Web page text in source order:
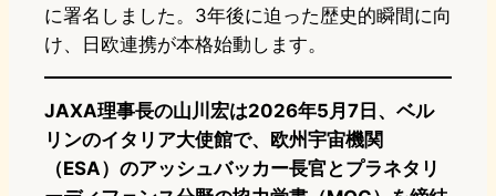
に署名しました。3年後に迫った歴史的瞬間に向
け、日欧連携が本格始動します。
JAXA理事長の山川宏は2026年5月7日、ベル
リンのイタリア大使館で、欧州宇宙機関
（ESA）のアッシュバッカー長官とプラネタリ